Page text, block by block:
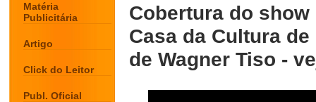
Matéria
Publicitária
Artigo
Click do Leitor
Publ. Oficial
Cobertura do
Casa da Cultura
de Wagner Tiso -